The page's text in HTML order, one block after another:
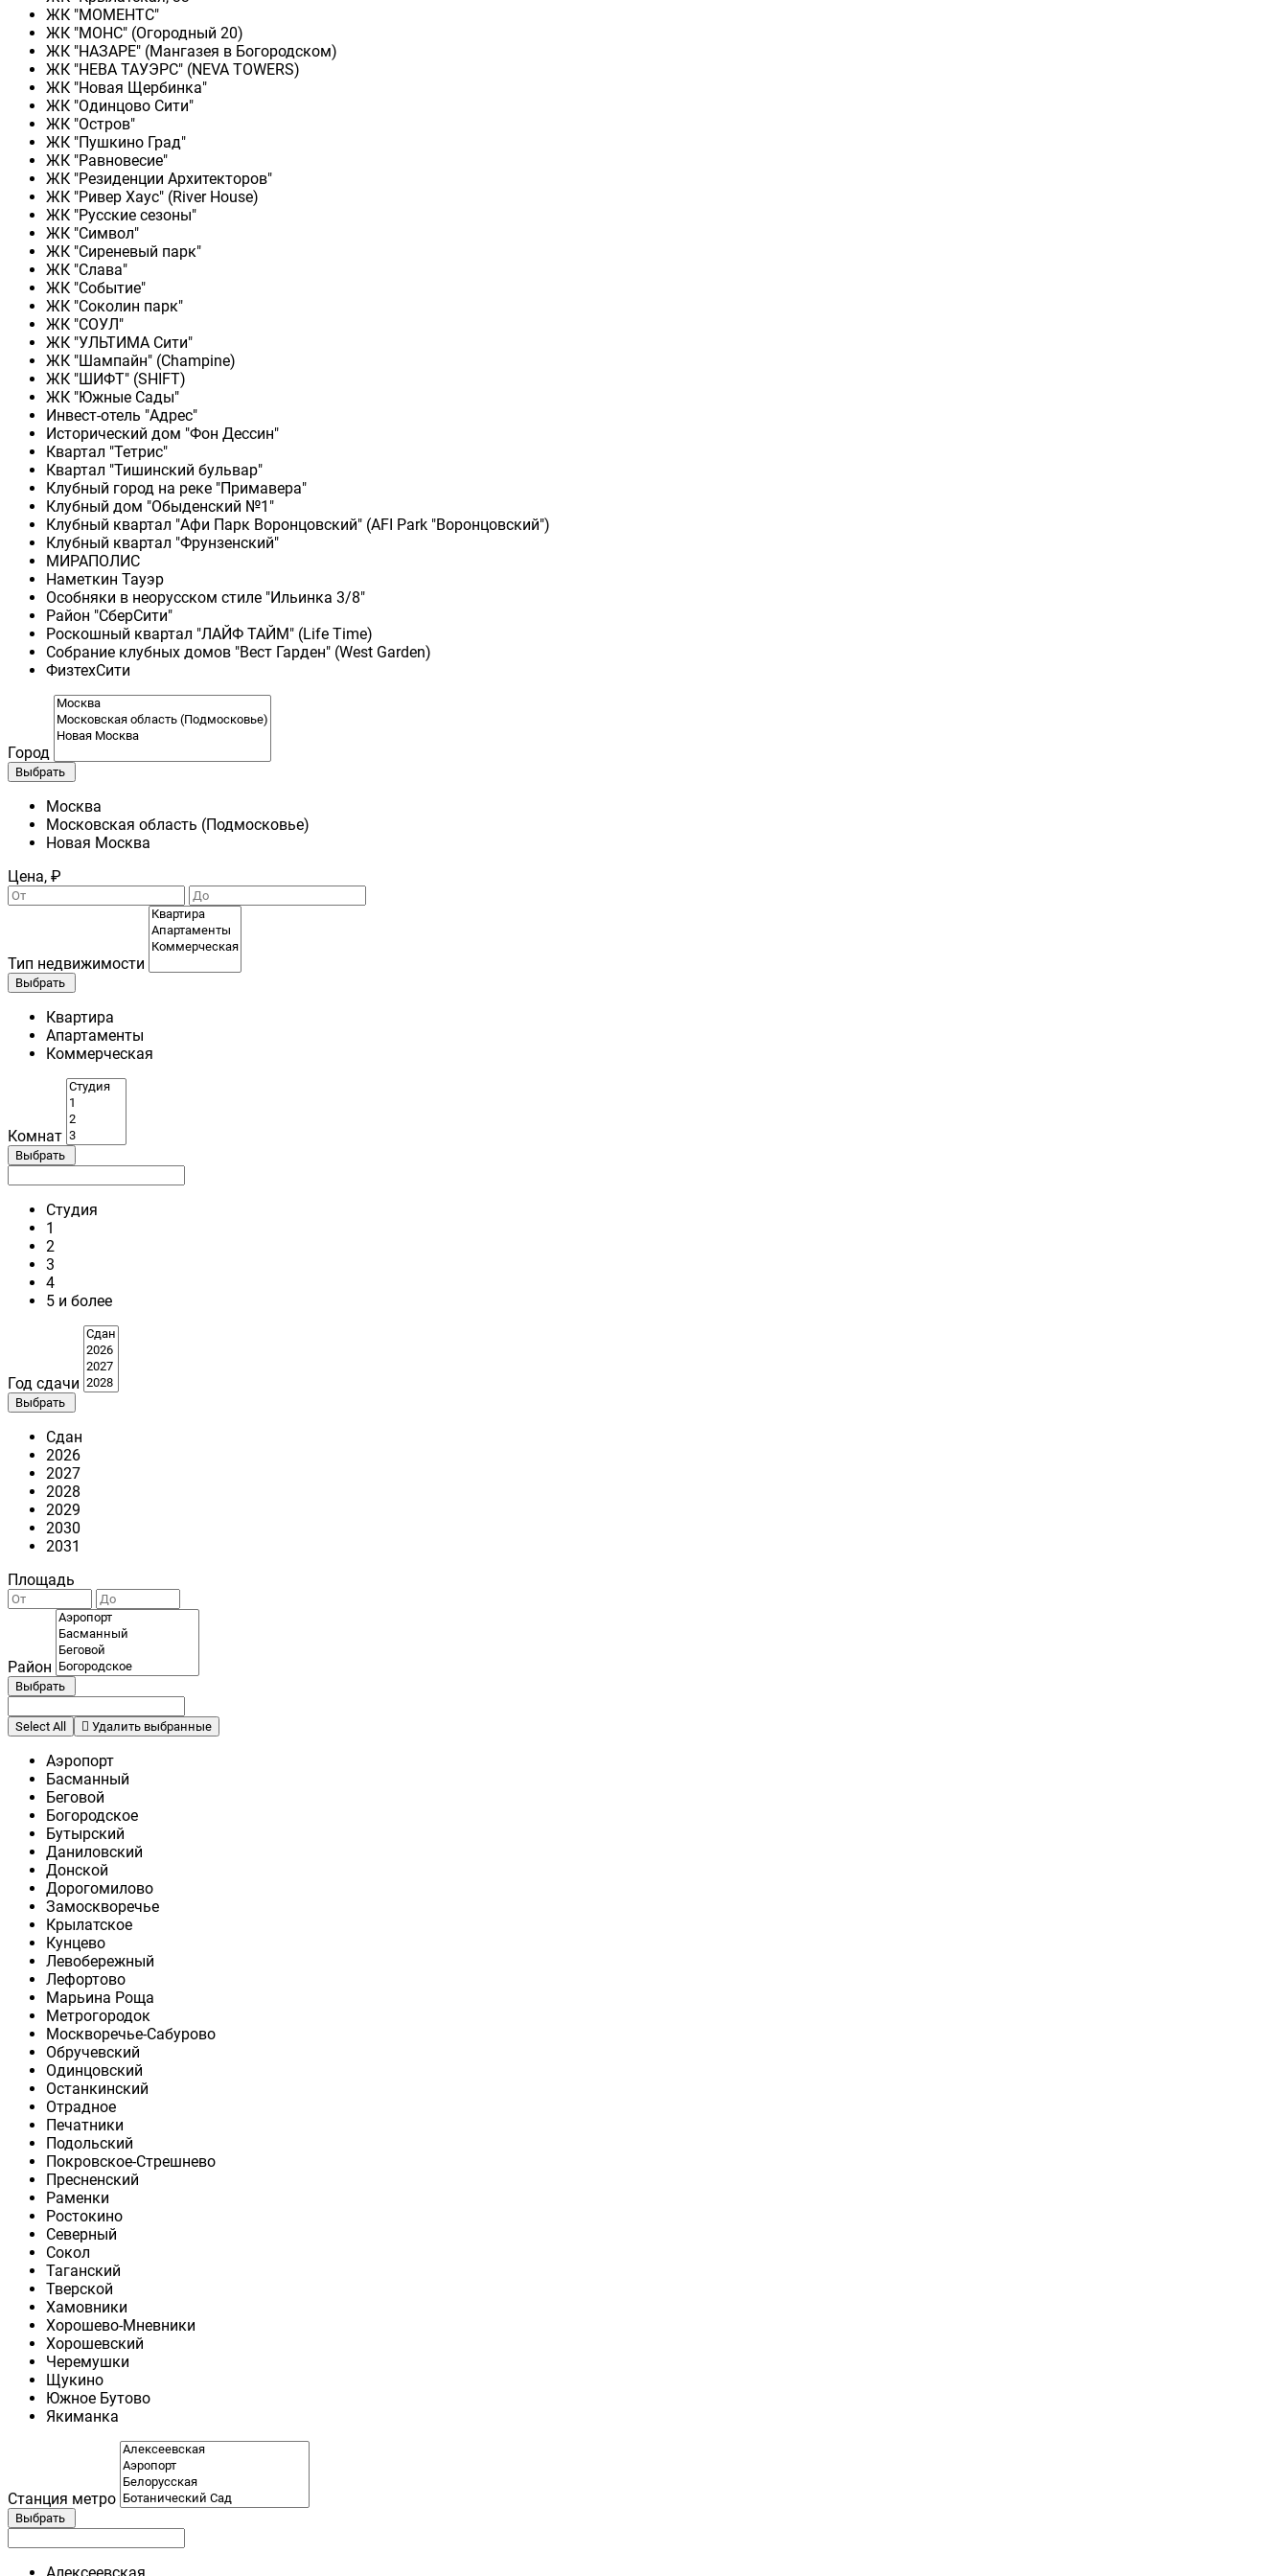
ЖК "МОМЕНТС"
ЖК "МОНС" (Огородный 20)
ЖК "НАЗАРЕ" (Мангазея в Богородском)
ЖК "НЕВА ТАУЭРС" (NEVA TOWERS)
ЖК "Новая Щербинка"
ЖК "Одинцово Сити"
ЖК "Остров"
ЖК "Пушкино Град"
ЖК "Равновесие"
ЖК "Резиденции Архитекторов"
ЖК "Ривер Хаус" (River Нouse)
ЖК "Русские сезоны"
ЖК "Символ"
ЖК "Сиреневый парк"
ЖК "Слава"
ЖК "Событие"
ЖК "Соколин парк"
ЖК "СОУЛ"
ЖК "УЛЬТИМА Сити"
ЖК "Шампайн" (Champine)
ЖК "ШИФТ" (SHIFT)
ЖК "Южные Сады"
Инвест-отель "Адрес"
Исторический дом "Фон Дессин"
Квартал "Тетрис"
Квартал "Тишинский бульвар"
Клубный город на реке "Примавера"
Клубный дом "Обыденский №1"
Клубный квартал "Афи Парк Воронцовский" (AFI Park "Воронцовский")
Клубный квартал "Фрунзенский"
МИРАПОЛИС
Наметкин Тауэр
Особняки в неорусском стиле "Ильинка 3/8"
Район "СберСити"
Роскошный квартал "ЛАЙФ ТАЙМ" (Life Time)
Собрание клубных домов "Вест Гарден" (West Garden)
ФизтехСити
Город
Выбрать
Москва
Московская область (Подмосковье)
Новая Москва
Цена, ₽
Тип недвижимости
Выбрать
Квартира
Апартаменты
Коммерческая
Комнат
Выбрать
Студия
1
2
3
4
5 и более
Год сдачи
Выбрать
Сдан
2026
2027
2028
2029
2030
2031
Площадь
Район
Выбрать
Select All Удалить выбранные
Аэропорт
Басманный
Беговой
Богородское
Бутырский
Даниловский
Донской
Дорогомилово
Замоскворечье
Крылатское
Кунцево
Левобережный
Лефортово
Марьина Роща
Метрогородок
Москворечье-Сабурово
Обручевский
Одинцовский
Останкинский
Отрадное
Печатники
Подольский
Покровское-Стрешнево
Пресненский
Раменки
Ростокино
Северный
Сокол
Таганский
Тверской
Хамовники
Хорошево-Мневники
Хорошевский
Черемушки
Щукино
Южное Бутово
Якиманка
Станция метро
Выбрать